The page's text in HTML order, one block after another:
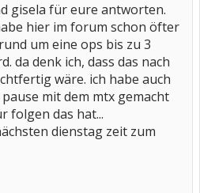
gisela für eure antworten.
hier im forum schon öfter
um eine ops bis zu 3
da denk ich, dass das nach
wäre. ich habe auch
mit dem mtx gemacht
folgen das hat...
dienstag zeit zum